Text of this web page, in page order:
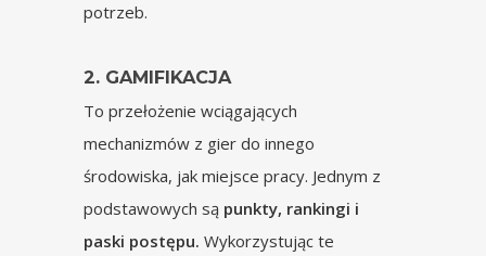
potrzeb.
2. GAMIFIKACJA
To przełożenie wciągających
mechanizmów z gier do innego
środowiska, jak miejsce pracy. Jednym z
podstawowych są punkty, rankingi i
paski postępu. Wykorzystując te